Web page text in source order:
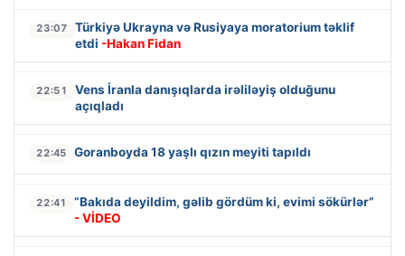
23:07
Türkiyə Ukrayna və Rusiyaya moratorium təklif
etdi -Hakan Fidan
22:51
Vens İranla danışıqlarda irəliləyiş olduğunu
açıqladı
22:45 Goranboyda 18 yaşlı qızın meyiti tapıldı
22:41
“Bakıda deyildim, gəlib gördüm ki, evimi sökürlər”
- VİDEO